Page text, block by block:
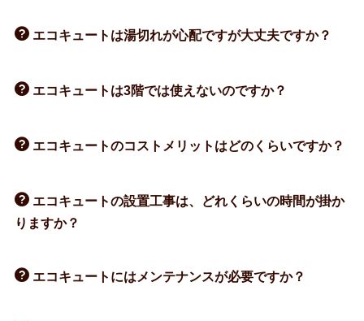
エコキュートは湯切れが心配ですが大丈夫ですか？
エコキュートは3階では使えないのですか？
エコキュートのコストメリットはどのくらいですか？
エコキュートの設置工事は、どれくらいの時間が掛か
りますか？
エコキュートにはメンテナンスが必要ですか？